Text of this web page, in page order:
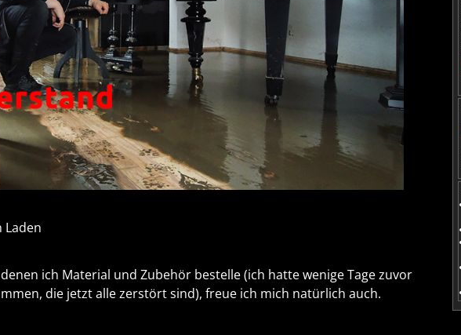
ich Material und Zubehör bestelle (ich hatte wenige Tage zuvor
die jetzt alle zerstört sind), freue ich mich natürlich auch.